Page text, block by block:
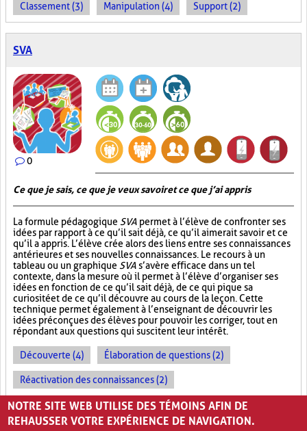
Classement (3) Manipulation (4) Support (2)
SVA
0
Ce que je sais, ce que je veux savoir et ce que j’ai appris
La formule pédagogique SVA permet à l’élève de confronter ses
idées par rapport à ce qu’il sait déjà, ce qu’il aimerait savoir et ce
qu’il a appris. L’élève crée alors des liens entre ses connaissances
antérieures et ses nouvelles connaissances. Le recours à un
tableau ou un graphique SVA s’avère efficace dans un tel
contexte, dans la mesure où il permet à l’élève d’organiser ses
idées en fonction de ce qu’il sait déjà, de ce qui pique sa
curiosité et de ce qu’il découvre au cours de la leçon. Cette
technique permet également à l’enseignant de découvrir les
idées préconçues des élèves pour pouvoir les corriger, tout en
répondant aux questions qui suscitent leur intérêt.
Découverte (4) Élaboration de questions (2)
Réactivation des connaissances (2)
Évolution des apprentissages (2)
NOTRE SITE WEB UTILISE DES TÉMOINS AFIN DE
REHAUSSER VOTRE EXPÉRIENCE DE NAVIGATION.